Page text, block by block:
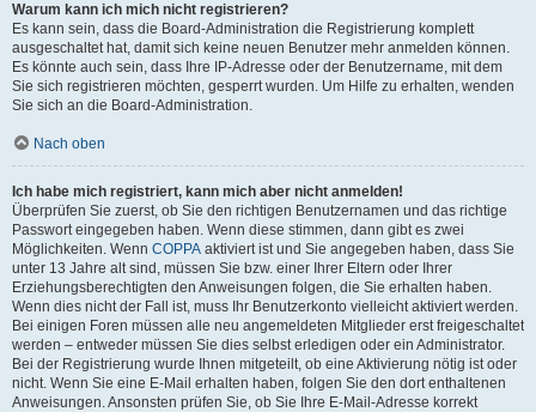
Warum kann ich mich nicht registrieren?
Es kann sein, dass die Board-Administration die Registrierung komplett
ausgeschaltet hat, damit sich keine neuen Benutzer mehr anmelden können.
Es könnte auch sein, dass Ihre IP-Adresse oder der Benutzername, mit dem
Sie sich registrieren möchten, gesperrt wurden. Um Hilfe zu erhalten, wenden
Sie sich an die Board-Administration.
Nach oben
Ich habe mich registriert, kann mich aber nicht anmelden!
Überprüfen Sie zuerst, ob Sie den richtigen Benutzernamen und das richtige
Passwort eingegeben haben. Wenn diese stimmen, dann gibt es zwei
Möglichkeiten. Wenn COPPA aktiviert ist und Sie angegeben haben, dass Sie
unter 13 Jahre alt sind, müssen Sie bzw. einer Ihrer Eltern oder Ihrer
Erziehungsberechtigten den Anweisungen folgen, die Sie erhalten haben.
Wenn dies nicht der Fall ist, muss Ihr Benutzerkonto vielleicht aktiviert werden.
Bei einigen Foren müssen alle neu angemeldeten Mitglieder erst freigeschaltet
werden – entweder müssen Sie dies selbst erledigen oder ein Administrator.
Bei der Registrierung wurde Ihnen mitgeteilt, ob eine Aktivierung nötig ist oder
nicht. Wenn Sie eine E-Mail erhalten haben, folgen Sie den dort enthaltenen
Anweisungen. Ansonsten prüfen Sie, ob Sie Ihre E-Mail-Adresse korrekt